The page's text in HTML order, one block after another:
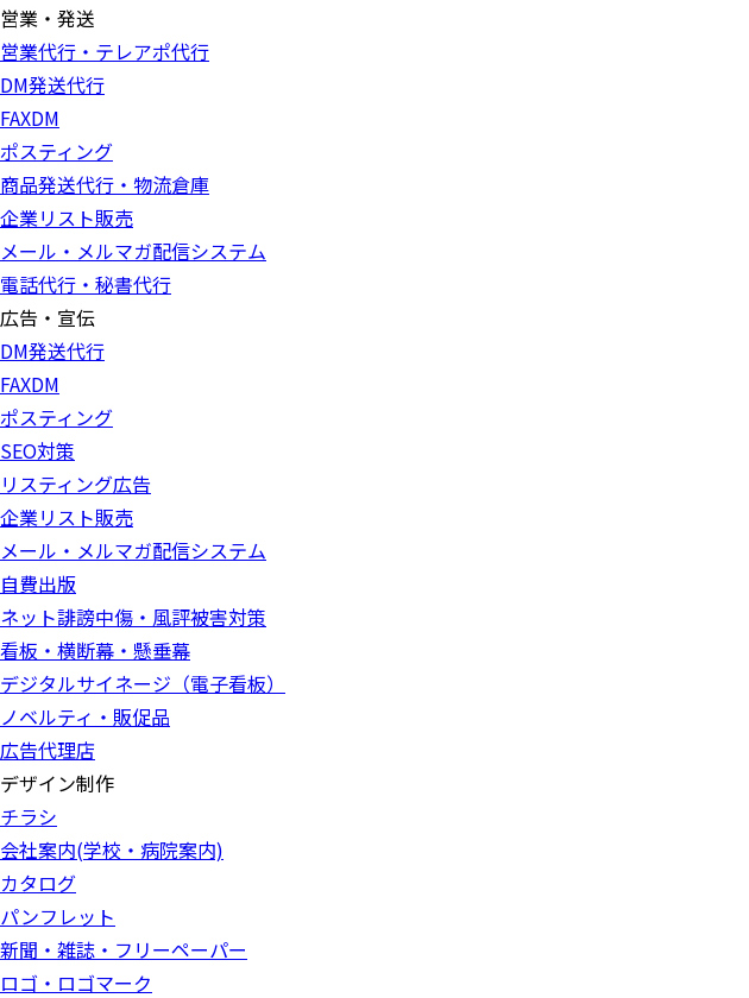
営業・発送
営業代行・テレアポ代行
DM発送代行
FAXDM
ポスティング
商品発送代行・物流倉庫
企業リスト販売
メール・メルマガ配信システム
電話代行・秘書代行
広告・宣伝
DM発送代行
FAXDM
ポスティング
SEO対策
リスティング広告
企業リスト販売
メール・メルマガ配信システム
自費出版
ネット誹謗中傷・風評被害対策
看板・横断幕・懸垂幕
デジタルサイネージ（電子看板）
ノベルティ・販促品
広告代理店
デザイン制作
チラシ
会社案内(学校・病院案内)
カタログ
パンフレット
新聞・雑誌・フリーペーパー
ロゴ・ロゴマーク